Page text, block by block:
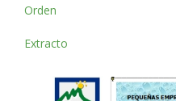
Orden
Extracto